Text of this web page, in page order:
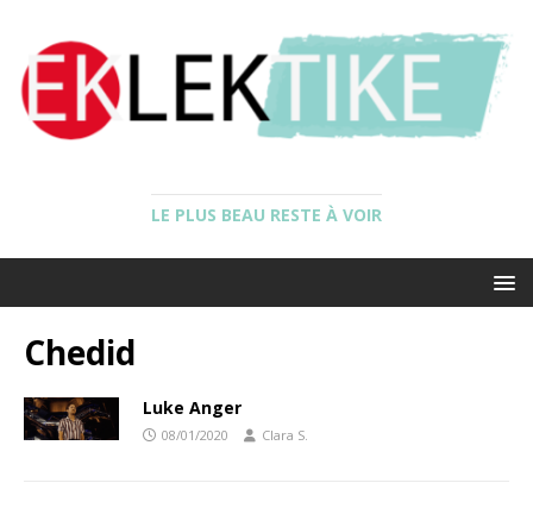
LE PLUS BEAU RESTE À VOIR
Chedid
Luke Anger
08/01/2020 Clara S.